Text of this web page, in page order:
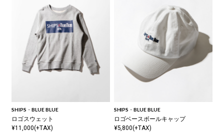
SHIPS・BLUE BLUE
ロゴスウェット
¥11,000(+TAX)
SHIPS・BLUE BLUE
ロゴベースボールキャップ
¥5,800(+TAX)